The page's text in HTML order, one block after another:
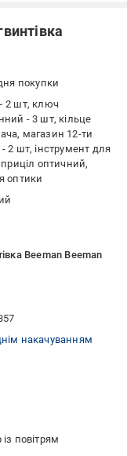
покупки
2 шт, ключ
- 3 шт, кільце
магазин 12-ти
2 шт, інструмент для
приціл оптичний,
оптики
Beeman Beeman
накачуванням
повітрям